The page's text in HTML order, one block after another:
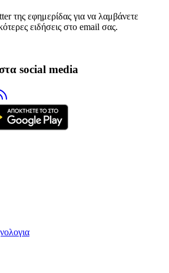
της εφημερίδας για να λαμβάνετε
ειδήσεις στο email σας.
social media